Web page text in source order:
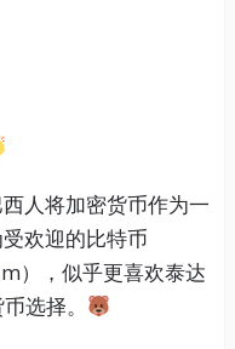
人将加密货币作为一
欢迎的比特币
），似乎更喜欢泰达
选择。